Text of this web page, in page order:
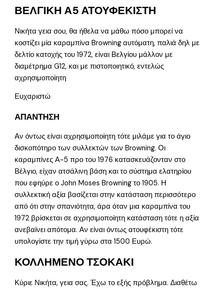
ΒΕΛΓΙΚΗ Α5 ΑΤΟΥΦΕΚΙΣΤΗ
Νικήτα γεια σου, θα ήθελα να μάθω πόσο μπορεί να
κοστίζει μία καραμπίνα Browning αυτόματη, παλιά δηλ με
δελτίο κατοχής του 1972, είναι Βελγίου μάλλον με
διαμέτρημα G12, και με πιστοποιητικό, εντελώς
αχρησιμοποίητη
Ευχαριστώ
ΑΠΑΝΤΗΣΗ
Αν όντως είναι αχρησιμοποίητη τότε μιλάμε για το άγιο
δισκοπότηρο των συλλεκτών των Browning. Οι
καραμπίνες Α-5 προ του 1976 κατασκευάζονταν στο
Βέλγιο, είχαν ατσάλινη βάση και το σύστημα ελατηρίου
που εφηύρε ο John Moses Browning το 1905. Η
συλλεκτική αξία βασίζεται στην κατάσταση περισσότερο
από ότι στην σπανιότητα, άρα όταν μια καραμπίνα του
1972 βρίσκεται σε αχρησιμοποίητη κατάσταση τότε η αξία
ανεβαίνει απότομα. Αν είναι όντως ατουφέκιστη τότε
υπολογίστε την τιμή γύρω στα 1500 Ευρώ.
ΚΟΛΛΗΜΕΝΟ ΤΣΟΚΑΚΙ
Κύριε Νικήτα, γεια σας. Έχω το εξής πρόβλημα. Διαθέτω